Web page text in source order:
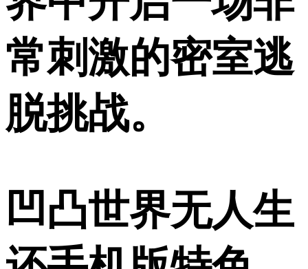
常刺激的密室逃
脱挑战。
凹凸世界无人生